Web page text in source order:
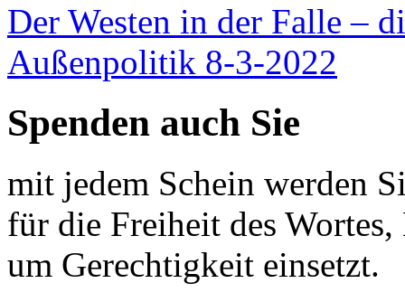
Der Westen in der Falle –
Außenpolitik 8-3-2022
Spenden auch Sie
mit jedem Schein werden
für die Freiheit des
um Gerechtigkeit einsetzt.